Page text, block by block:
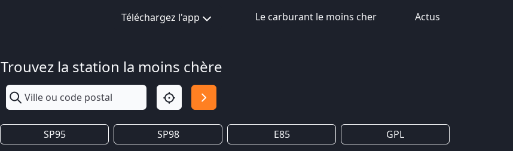
Téléchargez l'app Le carburant le moins cher Actus
Trouvez la station la moins chère
SP95 SP98 E85 GPL